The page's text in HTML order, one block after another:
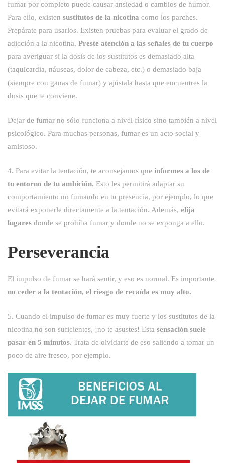
fumar por completo puede causar ansiedad o cambios de humor.
Para ello, existen sustitutos de la nicotina como los parches.
Prepárate para usarlos. Existen pruebas para evaluar el grado de
adicción a la nicotina. Preste atención a las señales de tu cuerpo
para averiguar si la dosis de los sustitutos es demasiado alta
(taquicardia, náuseas, dolor de cabeza, etc.) o demasiado baja
(siempre con ganas de fumar) y ajústala hasta que encuentres la
dosis que te conviene.
Dejar de fumar no sólo funciona a nivel físico sino también a nivel
psicológico. Para muchas personas, fumar es un acto social y
amistoso.
4. Para evitar la tentación, te aconsejamos que informes a los de
tu entorno de tu ambición. Esto les permitirá adaptar su
comportamiento no fumando en tu presencia, por ejemplo, lo que
evitará exponerle directamente a la tentación. Además, elija
lugares donde se prohíba fumar y donde no se exponga a ello.
Perseverancia
El impulso de fumar se hará sentir, y eso es normal. Es importante
no ceder a la tentación, el riesgo de recaída es muy alto.
5. Cuando el impulso de fumar es muy fuerte y los sustitutos de la
nicotina no son suficientes, ¡no te asustes! Esta sensación suele
pasar en 5 minutos. Trata de olvidarte de eso saliendo a tomar un
poco de aire fresco, por ejemplo.